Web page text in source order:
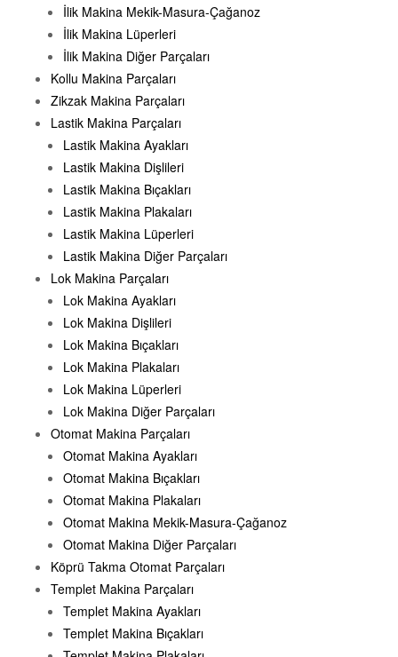
İlik Makina Mekik-Masura-Çağanoz
İlik Makina Lüperleri
İlik Makina Diğer Parçaları
Kollu Makina Parçaları
Zikzak Makina Parçaları
Lastik Makina Parçaları
Lastik Makina Ayakları
Lastik Makina Dişlileri
Lastik Makina Bıçakları
Lastik Makina Plakaları
Lastik Makina Lüperleri
Lastik Makina Diğer Parçaları
Lok Makina Parçaları
Lok Makina Ayakları
Lok Makina Dişlileri
Lok Makina Bıçakları
Lok Makina Plakaları
Lok Makina Lüperleri
Lok Makina Diğer Parçaları
Otomat Makina Parçaları
Otomat Makina Ayakları
Otomat Makina Bıçakları
Otomat Makina Plakaları
Otomat Makina Mekik-Masura-Çağanoz
Otomat Makina Diğer Parçaları
Köprü Takma Otomat Parçaları
Templet Makina Parçaları
Templet Makina Ayakları
Templet Makina Bıçakları